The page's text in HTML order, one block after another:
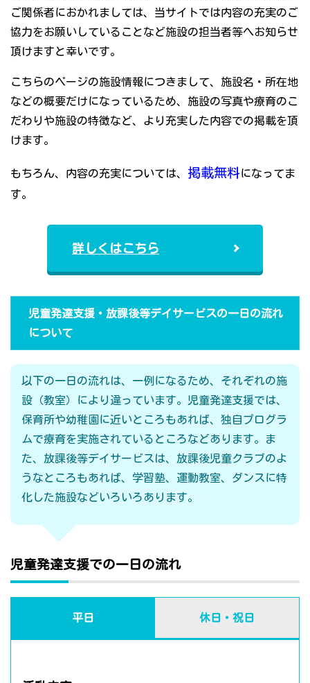
ご関係者におかれましては、当サイトでは内容の充実のご
協力をお願いしていることなど施設の担当者等へお知らせ
頂けますと幸いです。
こちらのページの施設情報につきまして、施設名・所在地
などの概要だけになっているため、施設の写真や療育のこ
だわりや施設の特徴など、より充実した内容での掲載を頂
けます。
もちろん、内容の充実については、 掲載無料になってま
す。
詳しくはこちら
児童発達支援・放課後等デイサービスの一日の流れ
について
以下の一日の流れは、一例になるため、それぞれの施
設（教室）により違っています。児童発達支援では、
保育所や幼稚園に近いところもあれば、独自プログラ
ムで療育を実施されているところなどあります。ま
た、放課後等デイサービスは、放課後児童クラブのよ
うなところもあれば、学習塾、運動教室、ダンスに特
化した施設などいろいろあります。
児童発達支援での一日の流れ
平日 休日・祝日